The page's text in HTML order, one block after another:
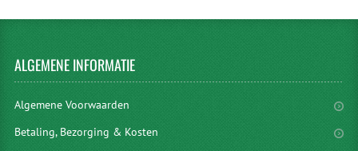
ALGEMENEINFORMATIE
Algemene Voorwaarden
Betaling, Bezorging & Kosten